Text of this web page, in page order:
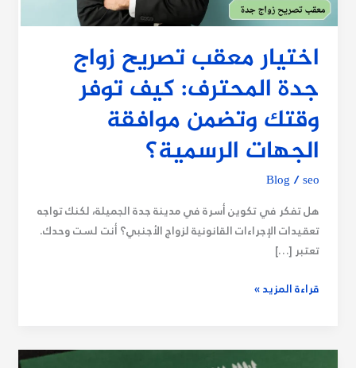
اختيار معقب تصريح زواج
جدة المحترف: كيف توفر
وقتك وتضمن موافقة
الجهات الرسمية؟
Blog /seo
هل تفكر في تكوين أسرة في مدينة جدة الجميلة، لكنك تواجه
تعقيدات الإجراءات القانونية لزواج الأجنبي؟ أنت لست وحدك.
تعتبر […]
توفر
وقتك
وتضمن
موافقة
الجهات
الرسمية؟
قراءة المزيد »